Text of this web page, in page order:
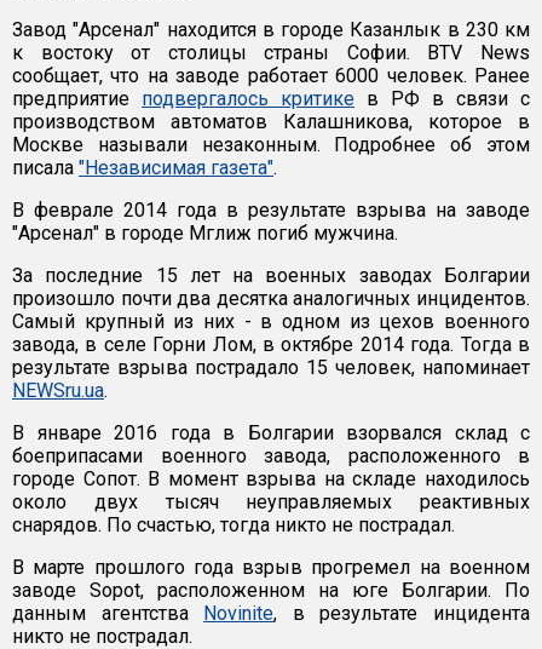
Завод "Арсенал" находится в городе Казанлык в 230 км
к востоку от столицы страны Софии. BTV News
сообщает, что на заводе работает 6000 человек. Ранее
предприятие подвергалось критике в РФ в связи с
производством автоматов Калашникова, которое в
Москве называли незаконным. Подробнее об этом
писала "Независимая газета".
В феврале 2014 года в результате взрыва на заводе
"Арсенал" в городе Мглиж погиб мужчина.
За последние 15 лет на военных заводах Болгарии
произошло почти два десятка аналогичных инцидентов.
Самый крупный из них - в одном из цехов военного
завода, в селе Горни Лом, в октябре 2014 года. Тогда в
результате взрыва пострадало 15 человек, напоминает
NEWSru.ua.
В январе 2016 года в Болгарии взорвался склад с
боеприпасами военного завода, расположенного в
городе Сопот. В момент взрыва на складе находилось
около двух тысяч неуправляемых реактивных
снарядов. По счастью, тогда никто не пострадал.
В марте прошлого года взрыв прогремел на военном
заводе Sopot, расположенном на юге Болгарии. По
данным агентства Novinite, в результате инцидента
никто не пострадал.